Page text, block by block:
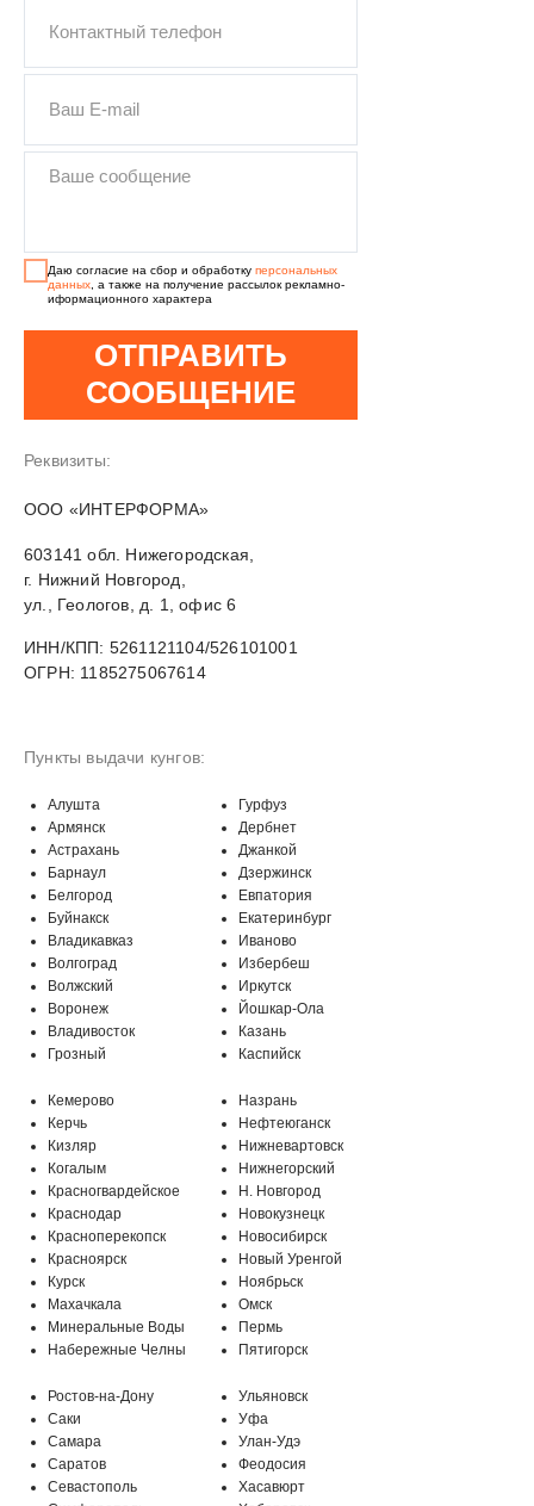
Реквизиты:
OOO «ИНТЕРФОРМА»
603141 обл. Нижегородская,
г. Нижний Новгород,
ул., Геологов, д. 1, офис 6
ИНН/КПП: 5261121104/526101001
ОГРН: 1185275067614
Даю согласие на сбор и обработку персональных
данных , а также на получение рассылок рекламно-
иформационного характера
ОТПРАВИТЬ
СООБЩЕНИЕ
Пункты выдачи кунгов:
Алушта
Армянск
Астрахань
Барнаул
Белгород
Буйнакск
Владикавказ
Волгоград
Волжский
Воронеж
Владивосток
Грозный
Гурфуз
Дербнет
Джанкой
Дзержинск
Евпатория
Екатеринбург
Иваново
Избербеш
Иркутск
Йошкар-Ола
Казань
Каспийск
Кемерово
Керчь
Кизляр
Когалым
Красногвардейское
Краснодар
Красноперекопск
Красноярск
Курск
Махачкала
Минеральные Воды
Набережные Челны
Назрань
Нефтеюганск
Нижневартовск
Нижнегорский
Н. Новгород
Новокузнецк
Новосибирск
Новый Уренгой
Ноябрьск
Омск
Пермь
Пятигорск
Ростов-на-Дону
Саки
Самара
Саратов
Севастополь
Ульяновск
Уфа
Улан-Удэ
Феодосия
Хасавюрт
Бережковский проезд, 212